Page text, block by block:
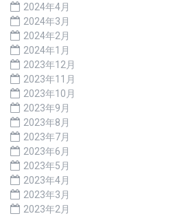
2024年4月
2024年3月
2024年2月
2024年1月
2023年12月
2023年11月
2023年10月
2023年9月
2023年8月
2023年7月
2023年6月
2023年5月
2023年4月
2023年3月
2023年2月